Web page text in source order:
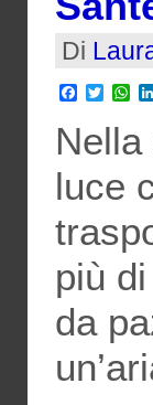
Di
Facebook
Twitter
luce
più
da